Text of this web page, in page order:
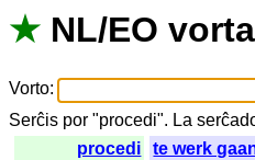
★ NL/EO
Vorto:
Serĉis por "procedi". La
procedi
te werk